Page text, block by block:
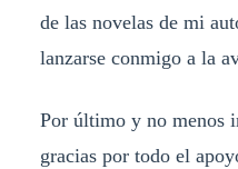
de las novelas de mi
lanzarse conmigo a la
Por último y no menos
gracias por todo el